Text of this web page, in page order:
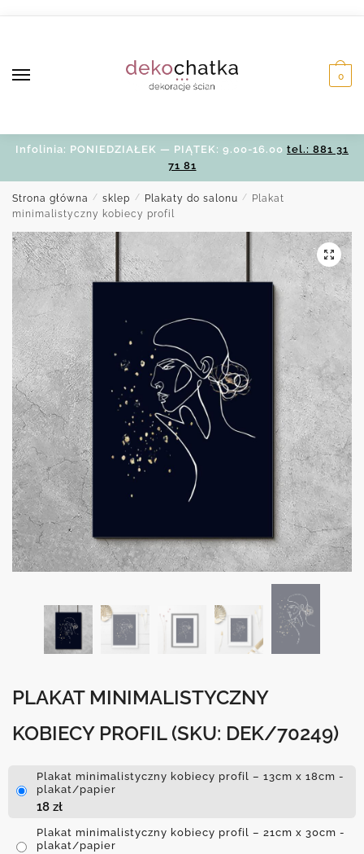
0
Infolinia: PONIEDZIAŁEK — PIĄTEK: 9.00-16.00 tel.: 881 31
71 81
Strona główna / sklep / Plakaty do salonu /
Plakat
minimalistyczny kobiecy profil
PLAKAT MINIMALISTYCZNY
KOBIECY PROFIL (SKU: DEK/70249)
Plakat minimalistyczny kobiecy profil – 13cm x 18cm -
plakat/papier
18 zł
Plakat minimalistyczny kobiecy profil – 21cm x 30cm -
plakat/papier